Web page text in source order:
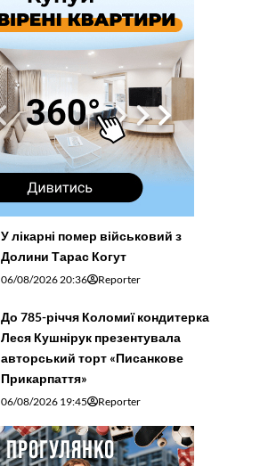
У лікарні помер військовий з
Долини Тарас Когут
06/08/2026 20:36 Reporter
До 785-річчя Коломиї кондитерка
Леся Кушнірук презентувала
авторський торт «Писанкове
Прикарпаття»
06/08/2026 19:45 Reporter